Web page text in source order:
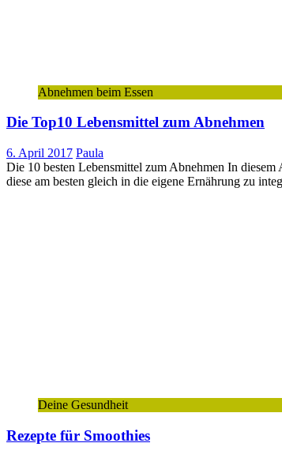
Abnehmen beim Essen
Die Top10 Lebensmittel zum Abnehmen
6. April 2017 Paula
Die 10 besten Lebensmittel zum Abnehmen In
diese am besten gleich in die eigene Ernährung zu
Deine Gesundheit
Rezepte für Smoothies